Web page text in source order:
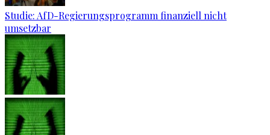
Studie: AfD-Regierungsprogramm finanziell nicht
umsetzbar